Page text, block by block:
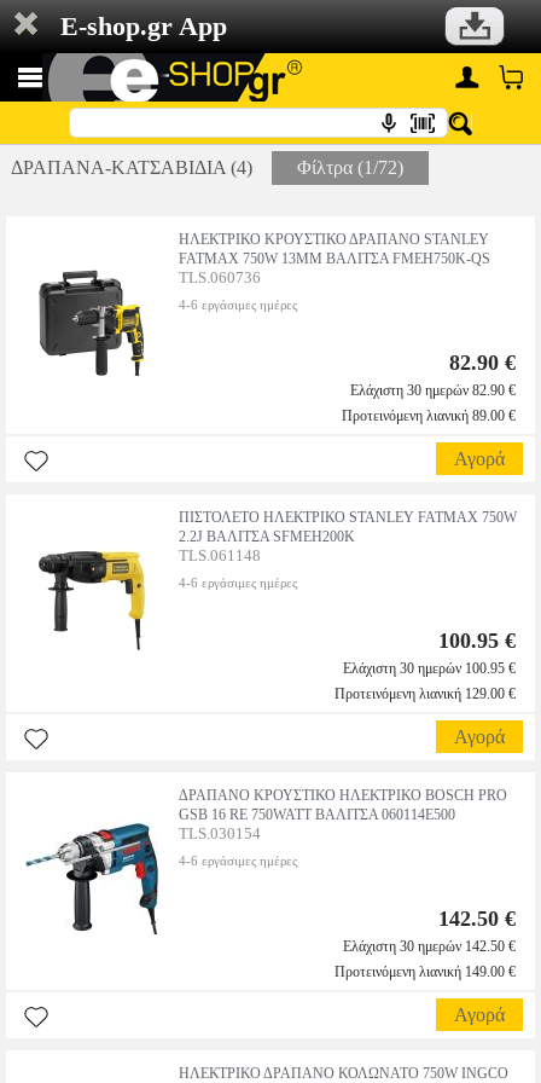
E-shop.gr App
ΔΡΑΠΑΝΑ-ΚΑΤΣΑΒΙΔΙΑ (4) Φίλτρα (1/72)
ΗΛΕΚΤΡΙΚΟ ΚΡΟΥΣΤΙΚΟ ΔΡΑΠΑΝΟ STANLEY
FATMAX 750W 13MM ΒΑΛΙΤΣΑ FMEH750K-QS
TLS.060736
4-6 εργάσιμες ημέρες
82.90 €
Ελάχιστη 30 ημερών 82.90 €
Προτεινόμενη λιανική 89.00 €
Αγορά
ΠΙΣΤΟΛΕΤΟ ΗΛΕΚΤΡΙΚΟ STANLEY FATMAX 750W
2.2J ΒΑΛΙΤΣΑ SFMEH200K
TLS.061148
4-6 εργάσιμες ημέρες
100.95 €
Ελάχιστη 30 ημερών 100.95 €
Προτεινόμενη λιανική 129.00 €
Αγορά
ΔΡΑΠΑΝΟ ΚΡΟΥΣΤΙΚΟ ΗΛΕΚΤΡΙΚΟ BOSCH PRO
GSB 16 RE 750WATT ΒΑΛΙΤΣΑ 060114E500
TLS.030154
4-6 εργάσιμες ημέρες
142.50 €
Ελάχιστη 30 ημερών 142.50 €
Προτεινόμενη λιανική 149.00 €
Αγορά
ΗΛΕΚΤΡΙΚΟ ΔΡΑΠΑΝΟ ΚΟΛΩΝΑΤΟ 750W INGCO